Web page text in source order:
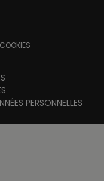
PERSONNELLES